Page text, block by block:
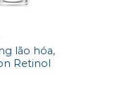
lão hóa,
Retinol